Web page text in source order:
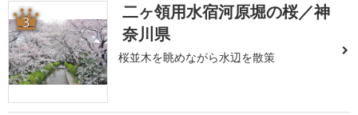
3
二ヶ領用水宿河原堀の桜／神
奈川県
桜並木を眺めながら水辺を散策